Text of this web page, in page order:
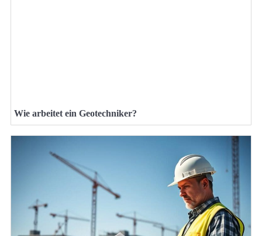
Wie arbeitet ein Geotechniker?